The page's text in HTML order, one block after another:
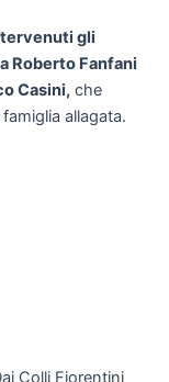
gli
Roberto Fanfani
Casini, che
allagata.
Colli Fiorentini